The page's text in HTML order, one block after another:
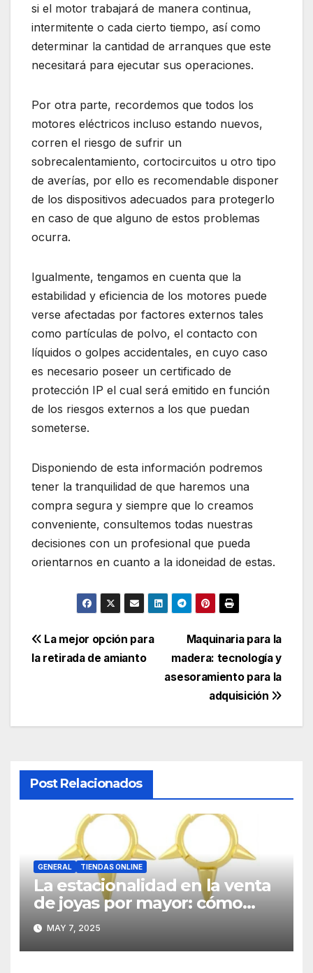
si el motor trabajará de manera continua,
intermitente o cada cierto tiempo, así como
determinar la cantidad de arranques que este
necesitará para ejecutar sus operaciones.
Por otra parte, recordemos que todos los
motores eléctricos incluso estando nuevos,
corren el riesgo de sufrir un
sobrecalentamiento, cortocircuitos u otro tipo
de averías, por ello es recomendable disponer
de los dispositivos adecuados para protegerlo
en caso de que alguno de estos problemas
ocurra.
Igualmente, tengamos en cuenta que la
estabilidad y eficiencia de los motores puede
verse afectadas por factores externos tales
como partículas de polvo, el contacto con
líquidos o golpes accidentales, en cuyo caso
es necesario poseer un certificado de
protección IP el cual será emitido en función
de los riesgos externos a los que puedan
someterse.
Disponiendo de esta información podremos
tener la tranquilidad de que haremos una
compra segura y siempre que lo creamos
conveniente, consultemos todas nuestras
decisiones con un profesional que pueda
orientarnos en cuanto a la idoneidad de estas.
Navegación
Maquinaria para la
madera: tecnología y
asesoramiento para la
adquisición
La mejor opción para
la retirada de amianto
Post Relacionados
GENERAL TIENDAS ONLINE
La estacionalidad en la venta
de joyas por mayor: cómo
planificar estratégicamente
MAY 7, 2025